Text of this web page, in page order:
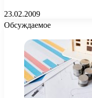
23.02.2009
Обсуждаемое